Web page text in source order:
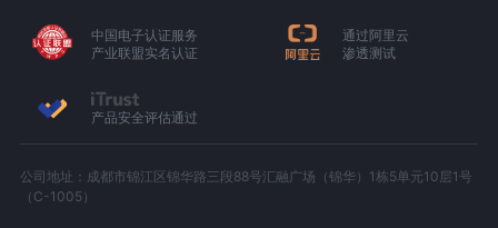
中国电子认证服务
产业联盟实名认证
通过阿里云
渗透测试
产品安全评估通过
公司地址：成都市锦江区锦华路三段88号汇融广场（锦华）1栋5单元10层1号
（C-1005）